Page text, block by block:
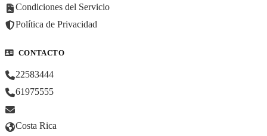
Condiciones del Servicio
Política de Privacidad
CONTACTO
22583444
61975555
Costa Rica